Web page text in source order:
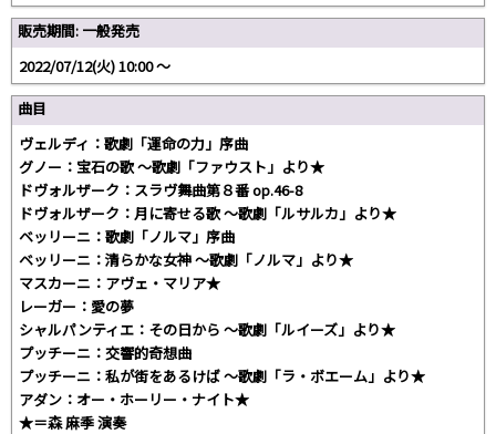
販売期間: 一般発売
2022/07/12(火) 10:00 〜
曲目
ヴェルディ：歌劇「運命の力」序曲
グノー：宝石の歌 ～歌劇「ファウスト」より★
ドヴォルザーク：スラヴ舞曲第８番 op.46-8
ドヴォルザーク：月に寄せる歌 ～歌劇「ルサルカ」より★
ベッリーニ：歌劇「ノルマ」序曲
ベッリーニ：清らかな女神 ～歌劇「ノルマ」より★
マスカーニ：アヴェ・マリア★
レーガー：愛の夢
シャルパンティエ：その日から ～歌劇「ルイーズ」より★
プッチーニ：交響的奇想曲
プッチーニ：私が街をあるけば ～歌劇「ラ・ボエーム」より★
アダン：オー・ホーリー・ナイト★
★＝森 麻季 演奏